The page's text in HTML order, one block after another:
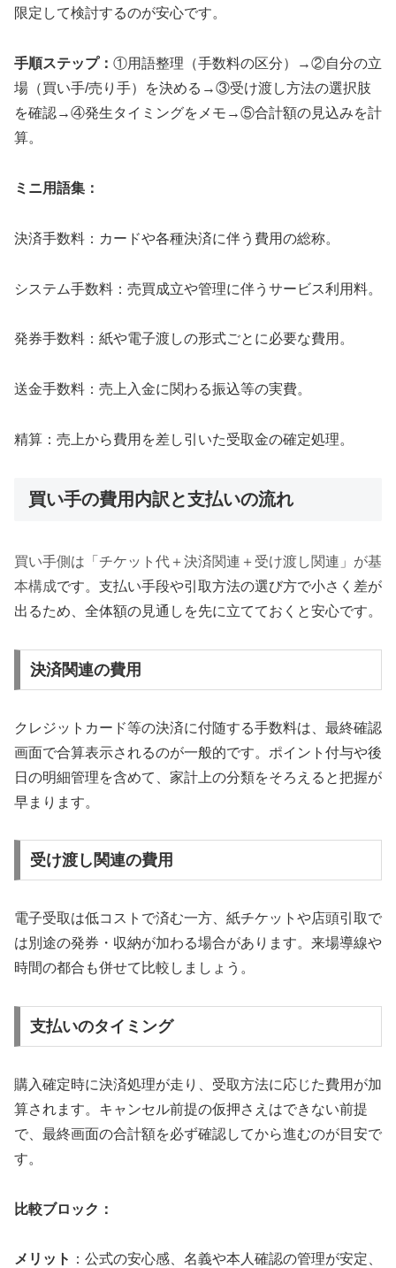
限定して検討するのが安心です。
手順ステップ： ①用語整理（手数料の区分）→②自分の立
場（買い手/売り手）を決める→③受け渡し方法の選択肢
を確認→④発生タイミングをメモ→⑤合計額の見込みを計
算。
ミニ用語集：
決済手数料：カードや各種決済に伴う費用の総称。
システム手数料：売買成立や管理に伴うサービス利用料。
発券手数料：紙や電子渡しの形式ごとに必要な費用。
送金手数料：売上入金に関わる振込等の実費。
精算：売上から費用を差し引いた受取金の確定処理。
買い手の費用内訳と支払いの流れ
買い手側は「チケット代＋決済関連＋受け渡し関連」が基
本構成です。支払い手段や引取方法の選び方で小さく差が
出るため、全体額の見通しを先に立てておくと安心です。
決済関連の費用
クレジットカード等の決済に付随する手数料は、最終確認
画面で合算表示されるのが一般的です。ポイント付与や後
日の明細管理を含めて、家計上の分類をそろえると把握が
早まります。
受け渡し関連の費用
電子受取は低コストで済む一方、紙チケットや店頭引取で
は別途の発券・収納が加わる場合があります。来場導線や
時間の都合も併せて比較しましょう。
支払いのタイミング
購入確定時に決済処理が走り、受取方法に応じた費用が加
算されます。キャンセル前提の仮押さえはできない前提
で、最終画面の合計額を必ず確認してから進むのが目安で
す。
比較ブロック：
メリット ：公式の安心感、名義や本人確認の管理が安定、